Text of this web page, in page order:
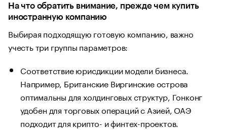
На что обратить внимание, прежде чем купить
иностранную компанию
Выбирая подходящую готовую компанию, важно
учесть три группы параметров:
Соответствие юрисдикции модели бизнеса.
Например, Британские Виргинские острова
оптимальны для холдинговых структур, Гонконг
удобен для торговых операций с Азией, ОАЭ
подходит для крипто- и финтех-проектов.